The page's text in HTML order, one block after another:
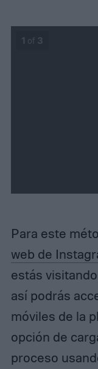
1 of 3
Para este
web de
estás
así podrás
móviles de la
opción de
proceso